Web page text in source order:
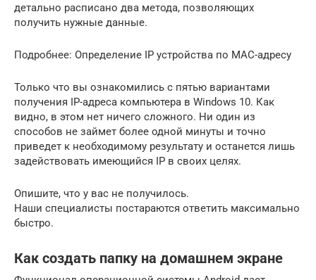
детально расписано два метода, позволяющих
получить нужные данные.
Подробнее: Определение IP устройства по MAC-адресу
Только что вы ознакомились с пятью вариантами
получения IP-адреса компьютера в Windows 10. Как
видно, в этом нет ничего сложного. Ни один из
способов не займет более одной минуты и точно
приведет к необходимому результату и останется лишь
задействовать имеющийся IP в своих целях.
Опишите, что у вас не получилось.
Наши специалисты постараются ответить максимально
быстро.
Как создать папку на домашнем экране